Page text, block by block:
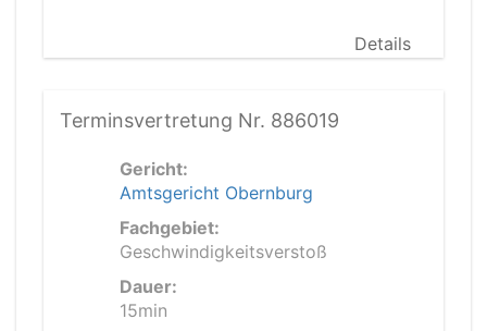
Details
Terminsvertretung Nr. 886019
Gericht:
Amtsgericht Obernburg
Fachgebiet:
Geschwindigkeitsverstoß
Dauer:
15min